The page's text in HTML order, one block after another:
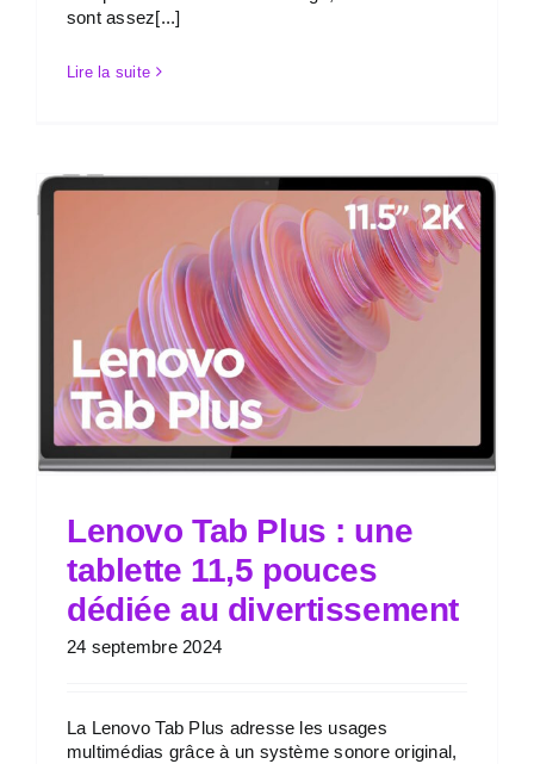
sont assez[...]
Lire la suite
Lenovo Tab Plus : une
tablette 11,5 pouces
dédiée au divertissement
24 septembre 2024
La Lenovo Tab Plus adresse les usages
multimédias grâce à un système sonore original,